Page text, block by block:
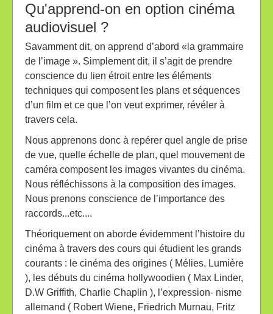
Qu'apprend-on en option cinéma
audiovisuel ?
Savamment dit, on apprend d’abord «la grammaire
de l’image ». Simplement dit, il s’agit de prendre
conscience du lien étroit entre les éléments
techniques qui composent les plans et séquences
d’un film et ce que l’on veut exprimer, révéler à
travers cela.
Nous apprenons donc à repérer quel angle de prise
de vue, quelle échelle de plan, quel mouvement de
caméra composent les images vivantes du cinéma.
Nous réfléchissons à la composition des images.
Nous prenons conscience de l’importance des
raccords...etc....
Théoriquement on aborde évidemment l’histoire du
cinéma à travers des cours qui étudient les grands
courants : le cinéma des origines ( Mélies, Lumière
), les débuts du cinéma hollywoodien ( Max Linder,
D.W Griffith, Charlie Chaplin ), l’expression- nisme
allemand ( Robert Wiene, Friedrich Murnau, Fritz